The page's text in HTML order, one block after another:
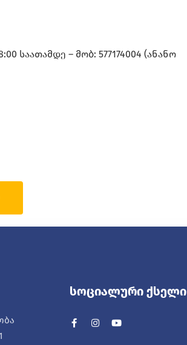
საათამდე – მობ: 577174004 (ანანო
Სოციალური Ქსელი